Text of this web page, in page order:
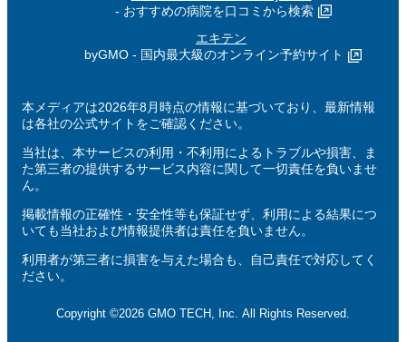
- おすすめの病院を口コミから検索
エキテン
byGMO - 国内最大級のオンライン予約サイト
本メディアは2026年8月時点の情報に基づいており、最新情報
は各社の公式サイトをご確認ください。
当社は、本サービスの利用・不利用によるトラブルや損害、ま
た第三者の提供するサービス内容に関して一切責任を負いませ
ん。
掲載情報の正確性・安全性等も保証せず、利用による結果につ
いても当社および情報提供者は責任を負いません。
利用者が第三者に損害を与えた場合も、自己責任で対応してく
ださい。
Copyright ©2026 GMO TECH, Inc. All Rights Reserved.